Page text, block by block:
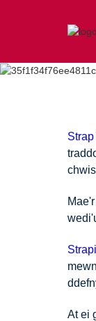
At ei